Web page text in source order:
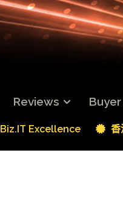
Reviews
Biz.IT Excellence 香